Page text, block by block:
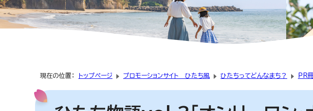
現在の位置： トップページ プロモーションサイト ひたち風 ひたちってどんなまち？ PR